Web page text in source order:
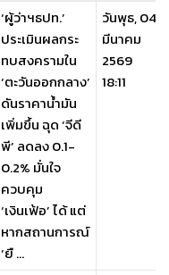
‘ผู้ว่าฯธปท.’
ประเมินผลกระ
ทบสงครามใน
‘ตะวันออกกลาง’
ดันราคาน้ำมัน
เพิ่มขึ้น ฉุด ‘จีดี
พี’ ลดลง 0.1-
0.2% มั่นใจ
ควบคุม
‘เงินเฟ้อ’ ได้ แต่
หากสถานการณ์
‘ยื ...
วันพุธ, 04
มีนาคม
2569
18:11